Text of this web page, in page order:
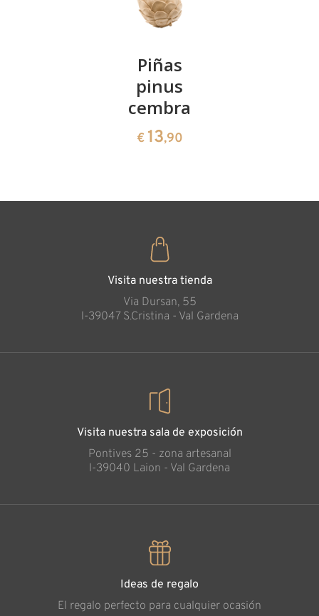
Piñas
pinus
cembra
€ 13,90
Visita nuestra tienda
Via Dursan, 55
l-39047 S.Cristina - Val Gardena
Visita nuestra sala de exposición
Pontives 25 - zona artesanal
l-39040 Laion - Val Gardena
Ideas de regalo
El regalo perfecto para cualquier ocasión